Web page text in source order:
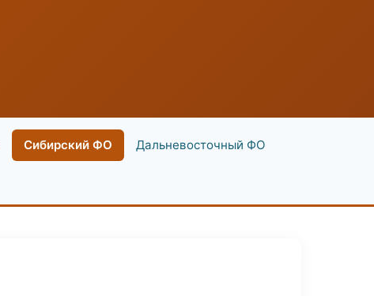
Сибирский ФО Дальневосточный ФО